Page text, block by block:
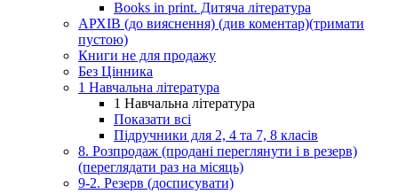
Books in print. Дитяча література
АРХІВ (до вияснення) (див коментар)(тримати
пустою)
Книги не для продажу
Без Цінника
1 Навчальна література
1 Навчальна література
Показати всі
Підручники для 2, 4 та 7, 8 класів
8. Розпродаж (продані переглянути і в резерв)
(переглядати раз на місяць)
9-2. Резерв (досписувати)